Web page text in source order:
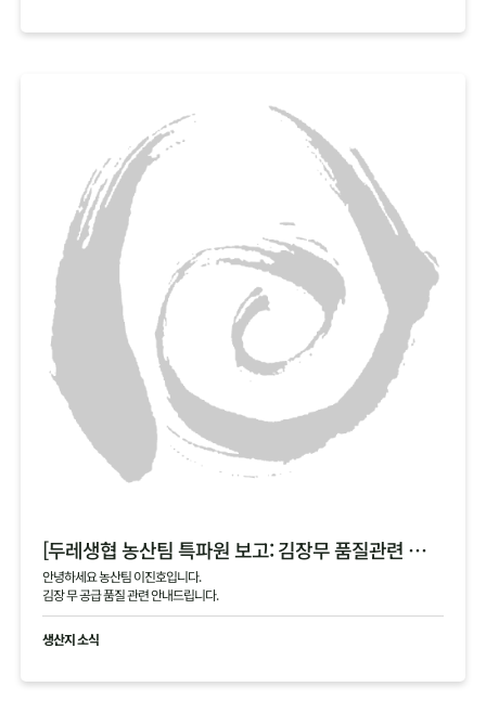
[두레생협 농산팀 특파원 보고: 김장무 품질관련 안내]
안녕하세요 농산팀 이진호입니다.
김장 무 공급 품질 관련 안내드립니다.
생산지 소식